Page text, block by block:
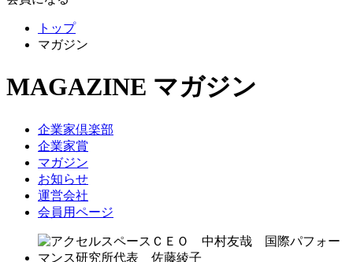
トップ
マガジン
MAGAZINE マガジン
企業家倶楽部
企業家賞
マガジン
お知らせ
運営会社
会員用ページ